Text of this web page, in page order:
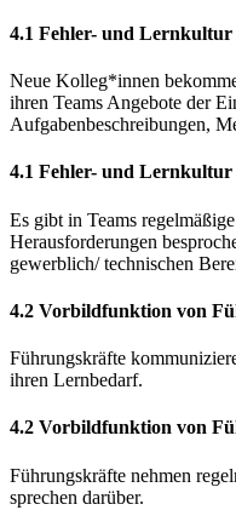
4.1 Fehler- und Lernkultur
Neue Kolleg*innen
ihren Teams Angebote der
Aufgabenbeschreibungen,
4.1 Fehler- und Lernkultur
Es gibt in Teams
Herausforderungen
gewerblich/ technischen
4.2 Vorbildfunktion von
Führungskräfte
ihren Lernbedarf.
4.2 Vorbildfunktion von
Führungskräfte nehmen
sprechen darüber.